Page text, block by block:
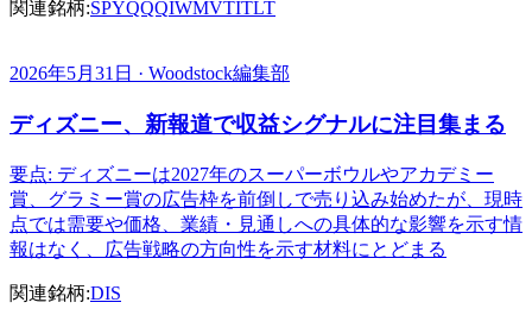
関連銘柄:SPYQQQIWMVTITLT
2026年5月31日 · Woodstock編集部
ディズニー、新報道で収益シグナルに注目集まる
要点: ディズニーは2027年のスーパーボウルやアカデミー
賞、グラミー賞の広告枠を前倒しで売り込み始めたが、現時
点では需要や価格、業績・見通しへの具体的な影響を示す情
報はなく、広告戦略の方向性を示す材料にとどまる
関連銘柄:DIS